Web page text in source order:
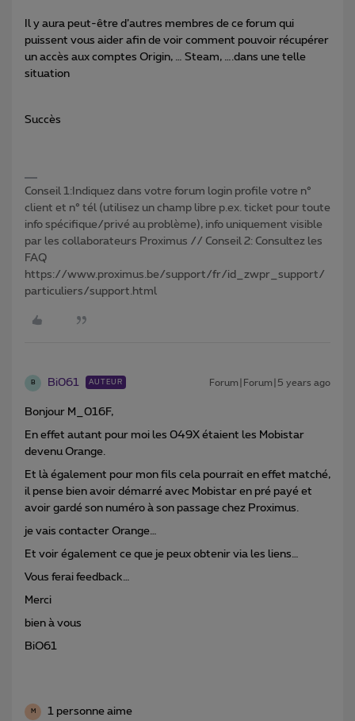
Il y aura peut-être d’autres membres de ce forum qui
puissent vous aider afin de voir comment pouvoir récupérer
un accès aux comptes Origin, … Steam, ….dans une telle
situation
Succès
Conseil 1:Indiquez dans votre forum login profile votre n°
client et n° tél (utilisez un champ libre p.ex. ticket pour toute
info spécifique/privé au problème), info uniquement visible
par les collaborateurs Proximus // Conseil 2: Consultez les
FAQ
https://www.proximus.be/support/fr/id_zwpr_support/
particuliers/support.html
B Bi061 AUTEUR Forum|Forum|5 years ago
Bonjour M_016F,
En effet autant pour moi les 049X étaient les Mobistar
devenu Orange.
Et là également pour mon fils cela pourrait en effet matché,
il pense bien avoir démarré avec Mobistar en pré payé et
avoir gardé son numéro à son passage chez Proximus.
je vais contacter Orange…
Et voir également ce que je peux obtenir via les liens…
Vous ferai feedback…
Merci
bien à vous
BiO61
M 1 personne aime